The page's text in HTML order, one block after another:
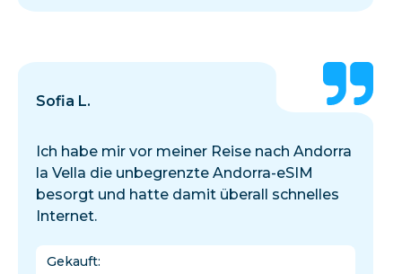
Sofia L.
Ich habe mir vor meiner Reise nach Andorra
la Vella die unbegrenzte Andorra-eSIM
besorgt und hatte damit überall schnelles
Internet.
Gekauft: